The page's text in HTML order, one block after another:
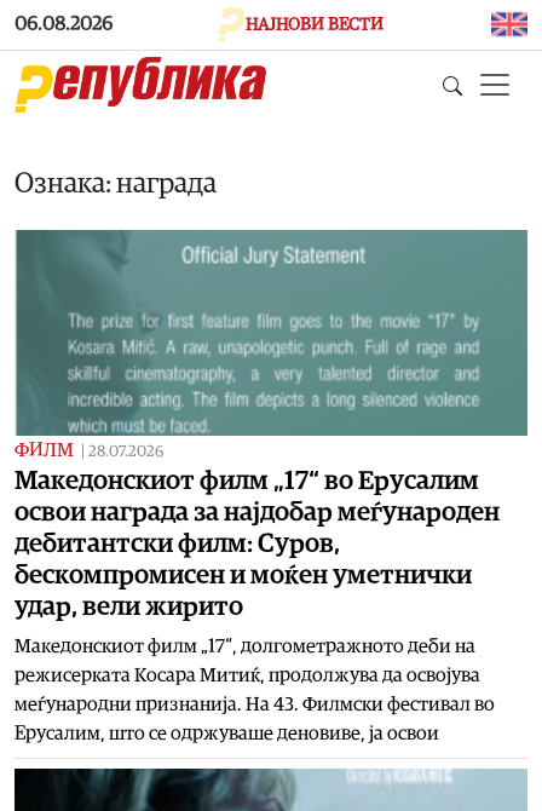
Skip to main content
06.08.2026 НАЈНОВИ ВЕСТИ
Ознака: награда
ФИЛМ 28.07.2026
Македонскиот филм „17“ во Ерусалим
освои награда за најдобар меѓународен
дебитантски филм: Суров,
бескомпромисен и моќен уметнички
удар, вели жирито
Македонскиот филм „17“, долгометражното деби на
режисерката Косара Митиќ, продолжува да освојува
меѓународни признанија. На 43. Филмски фестивал во
Ерусалим, што се одржуваше деновиве, ја освои